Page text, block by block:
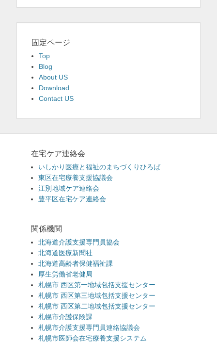
固定ページ
Top
Blog
About US
Download
Contact US
在宅ケア連絡会
いしかり医療と福祉のまちづくりひろば
東区在宅療養支援協議会
江別地域ケア連絡会
豊平区在宅ケア連絡会
関係機関
北海道介護支援専門員協会
北海道医療新聞社
北海道高齢者保健福祉課
厚生労働省老健局
札幌市 西区第一地域包括支援センター
札幌市 西区第三地域包括支援センター
札幌市 西区第二地域包括支援センター
札幌市介護保険課
札幌市介護支援専門員連絡協議会
札幌市医師会在宅療養支援システム